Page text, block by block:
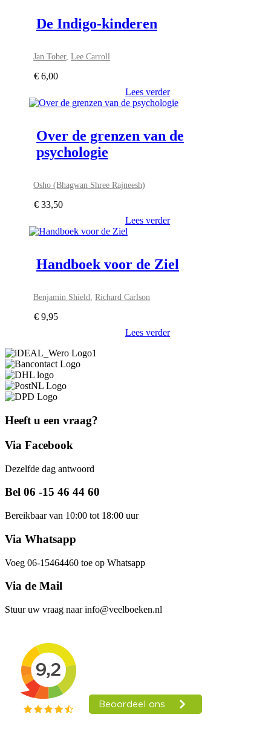
De Indigo-kinderen
Jan Tober,Lee Carroll
€ 6,00
Lees verder
Over de grenzen van de
psychologie
Osho (Bhagwan Shree Rajneesh)
€ 33,50
Lees verder
Handboek voor de Ziel
Benjamin Shield,Richard Carlson
€ 9,95
Lees verder
Heeft u een vraag?
Via Facebook
Dezelfde dag antwoord
Bel 06 -15 46 44 60
Bereikbaar van 10:00 tot 18:00 uur
Via Whatsapp
Voeg 06-15464460 toe op Whatsapp
Via de Mail
Stuur uw vraag naar info@veelboeken.nl